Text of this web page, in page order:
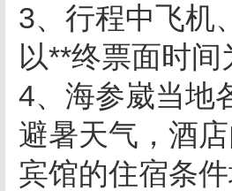
3、行程中飞机
以**终票面时间
4、海参崴当地
避暑天气，酒
宾馆的住宿条